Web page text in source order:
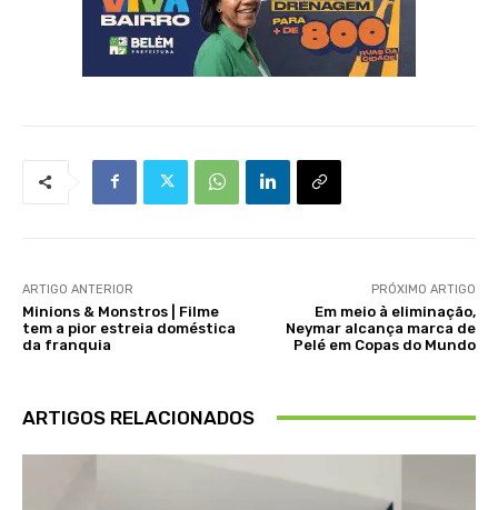
ARTIGO ANTERIOR
Minions & Monstros | Filme
tem a pior estreia doméstica
da franquia
PRÓXIMO ARTIGO
Em meio à eliminação,
Neymar alcança marca de
Pelé em Copas do Mundo
ARTIGOS RELACIONADOS